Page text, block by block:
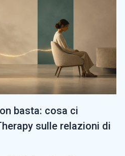
basta: cosa ci
sulle relazioni di